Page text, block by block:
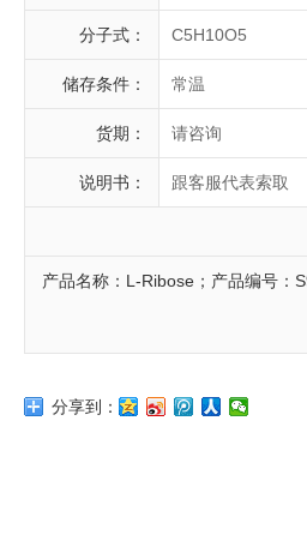
Abbexa
分子式： C5H10O5
储存条件： 常温
货期： 请咨询
说明书： 跟客服代表索取
产品名称：L-Ribose；产品编号：
分享到：